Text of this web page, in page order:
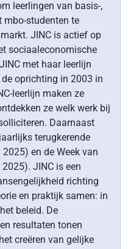
leerlingen van basis-,
mbo-studenten te
JINC is actief op
sociaaleconomische
met haar leerlijn
oprichting in 2003 in
leerlijn maken ze
ze welk werk bij
Daarnaast
terugkerende
en de Week van
JINC is een
richting
en praktijk samen: in
beleid. De
resultaten tonen
creëren van gelijke